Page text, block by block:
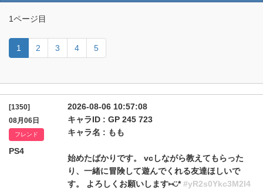
1ページ目
1 2 3 4 5
[1350]
08月06日
フレンド
PS4
2026-08-06 10:57:08
キャラID : GP 245 723
キャラ名 : もも
始めたばかりです。 vcしながら教えてもらった
り、一緒に冒険して遊んでくれる友達ほしいで
す。 よろしくお願いします⑅◡̈*#yR2s0Ykc3M2I4